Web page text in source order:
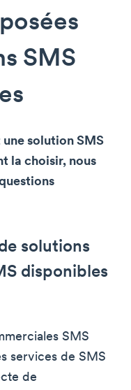
SMS
solution SMS
la choisir, nous
solutions
disponibles
SMS
services de SMS
de